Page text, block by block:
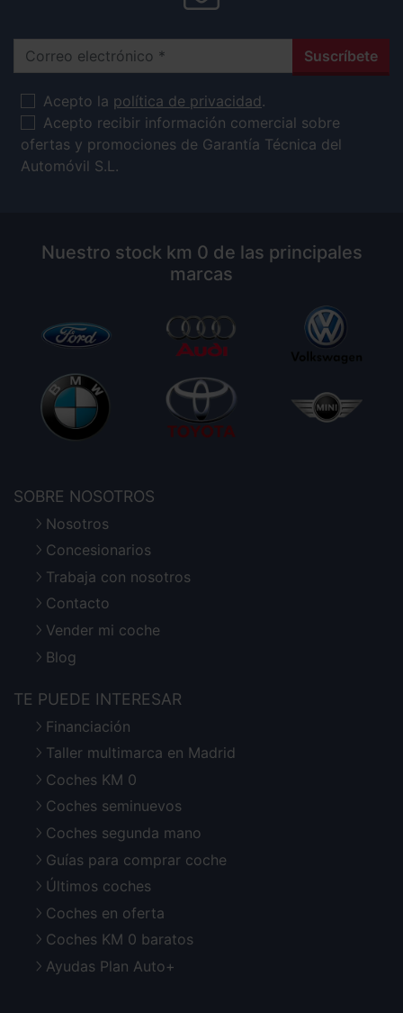
Correo electrónico Suscríbete
Acepto la política de privacidad .
Acepto recibir información comercial sobre
ofertas y promociones de Garantía Técnica del
Automóvil S.L.
Nuestro stock km 0 de las principales
marcas
SOBRE NOSOTROS
Nosotros
Concesionarios
Trabaja con nosotros
Contacto
Vender mi coche
Blog
TE PUEDE INTERESAR
Financiación
Taller multimarca en Madrid
Coches KM 0
Coches seminuevos
Coches segunda mano
Guías para comprar coche
Últimos coches
Coches en oferta
Coches KM 0 baratos
Ayudas Plan Auto+